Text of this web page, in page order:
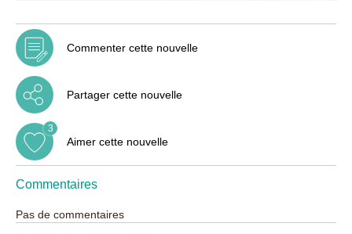
Commenter cette nouvelle
Partager cette nouvelle
Aimer cette nouvelle
3
Commentaires
Pas de commentaires